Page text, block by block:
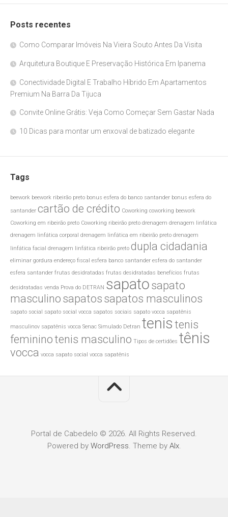
Posts recentes
Como Comparar Imóveis Na Vieira Souto Antes Da Visita
Arquitetura Boutique E Preservação Histórica Em Ipanema
Conectividade Digital E Trabalho Híbrido Em Apartamentos
Premium Na Barra Da Tijuca
Convite Online Grátis: Veja Como Começar Sem Gastar Nada
10 Dicas para montar um enxoval de batizado elegante
Tags
beework beework ribeirão preto bonus esfera do banco santander bonus esfera do
santander cartão de crédito Coworking coworking beework
Coworking em ribeirão preto Coworking ribeirão preto drenagem drenagem linfática
drenagem linfática corporal drenagem linfática em ribeirão preto drenagem
linfática facial drenagem linfática ribeirão preto dupla cidadania
eliminar gordura endereço fiscal esfera banco santander esfera do santander
esfera santander frutas desidratadas frutas desidratadas benefícios frutas
desidratadas venda Prova do DETRAN sapato sapato
masculino sapatos sapatos masculinos
sapato social sapato social vocca sapatos sociais sapato vocca sapatênis
masculinov sapatênis vocca Senac Simulado Detran tenis tenis
femininotenis masculino Tipos de certidões tênis
vocca vocca sapato social vocca sapatênis
Portal de Cabedelo © 2026. All Rights Reserved.
Powered by WordPress. Theme by Alx.